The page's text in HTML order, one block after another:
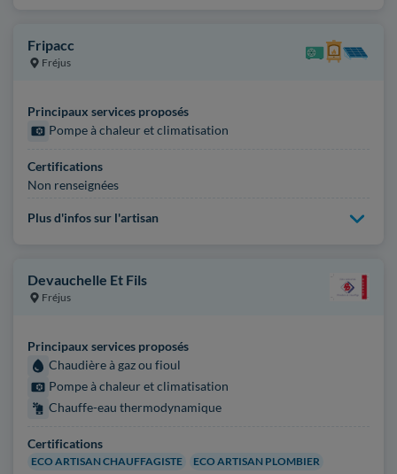
Fripacc
Fréjus
Principaux services proposés
Pompe à chaleur et climatisation
Certifications
Non renseignées
Plus d'infos sur l'artisan
Devauchelle Et Fils
Fréjus
Principaux services proposés
Chaudière à gaz ou fioul
Pompe à chaleur et climatisation
Chauffe-eau thermodynamique
Certifications
ECO ARTISAN CHAUFFAGISTE
ECO ARTISAN PLOMBIER